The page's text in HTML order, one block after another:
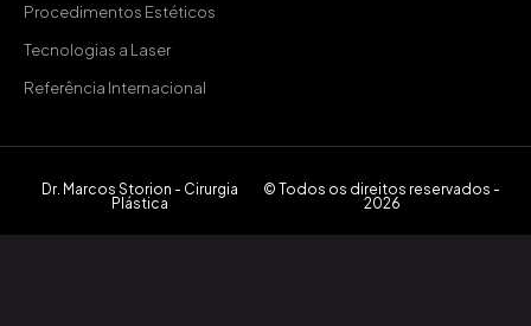
Procedimentos Estéticos
Tecnologias a Laser
Referência Internacional
Dr. Marcos Storion - Cirurgia
Plástica
© Todos os direitos reservados -
2026